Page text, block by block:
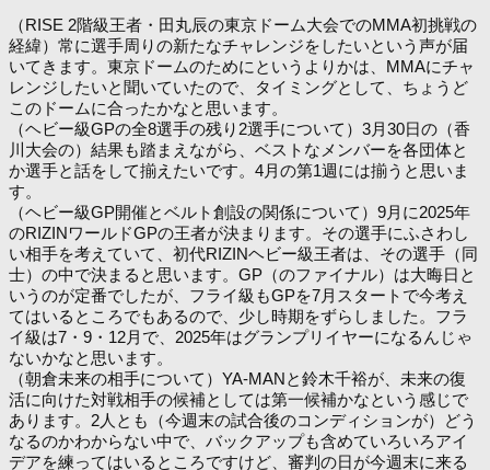
（RISE 2階級王者・田丸辰の東京ドーム大会でのMMA初挑戦の
経緯）常に選手周りの新たなチャレンジをしたいという声が届
いてきます。東京ドームのためにというよりかは、MMAにチャ
レンジしたいと聞いていたので、タイミングとして、ちょうど
このドームに合ったかなと思います。
（ヘビー級GPの全8選手の残り2選手について）3月30日の（香
川大会の）結果も踏まえながら、ベストなメンバーを各団体と
か選手と話をして揃えたいです。4月の第1週には揃うと思いま
す。
（ヘビー級GP開催とベルト創設の関係について）9月に2025年
のRIZINワールドGPの王者が決まります。その選手にふさわし
い相手を考えていて、初代RIZINヘビー級王者は、その選手（同
士）の中で決まると思います。GP（のファイナル）は大晦日と
いうのが定番でしたが、フライ級もGPを7月スタートで今考え
てはいるところでもあるので、少し時期をずらしました。フラ
イ級は7・9・12月で、2025年はグランプリイヤーになるんじゃ
ないかなと思います。
（朝倉未来の相手について）YA-MANと鈴木千裕が、未来の復
活に向けた対戦相手の候補としては第一候補かなという感じで
あります。2人とも（今週末の試合後のコンディションが）どう
なるのかわからない中で、バックアップも含めていろいろアイ
デアを練ってはいるところですけど、審判の日が今週末に来る